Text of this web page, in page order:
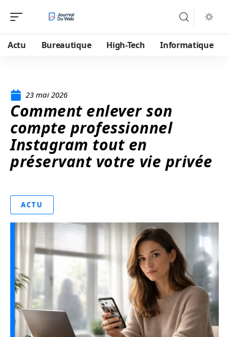
Actu Bureautique High-Tech Informatique
23 mai 2026
Comment enlever son
compte professionnel
Instagram tout en
préservant votre vie privée
ACTU